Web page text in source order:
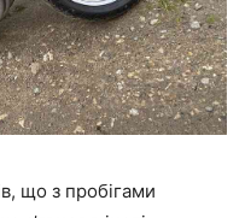
що з пробігами